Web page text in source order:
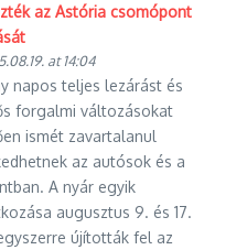
az Astória csomópont
at 14:04
napos teljes lezárást és
forgalmi változásokat
ismét zavartalanul
az autósok és a
A nyár egyik
augusztus 9. és 17.
újították fel az